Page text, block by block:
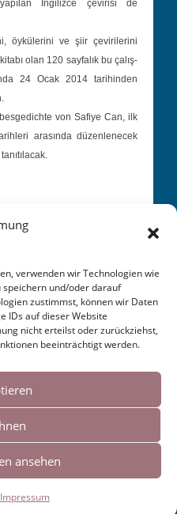
Durch die
stimmen Sie
zu.
verwenden wir Technologien wie
und/oder darauf
zustimmst, können wir Daten
IDs auf dieser Website
nicht erteilst oder zurückziehst,
beeinträchtigt werden.
ansehen
Impressum
İngilizce çevirisi de
öykü­leri­ni ve şiir çevir­i­leri­ni
olan 120 say­falık bu çalış­
24 Ocak 2014 tar­i­hin­den
von Safiye Can, ilk
arasın­da düzen­lenecek
. Bookmark the
.
Fixpoetry: Besprechung
|Links